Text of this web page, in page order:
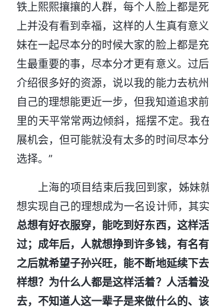
铁上熙熙攘攘的人群，每个人脸上都是
上并没有看到幸福，这样的人生真有意
妹在一起尽本分的时候大家的脸上都是
生最重要的事，尽本分才更有意义。过
介绍很多好的资源，说以我的能力去杭
自己的理想能更近一步，但我知道追求
里的天平常常两边倾斜，摇摆不定。我
展机会，但可能就没有太多的时间尽本
选择。”
上海的项目结束后我回到家，姊妹
想实现自己的理想成为一名设计师，其
总想有好衣服穿，能吃到好东西，这样
过；成年后，人就想挣到许多钱，有名
之后就希望子孙兴旺，能不断地延续下
样想？为什么人都是这样活着？人活着
去，不知道人这一辈子是来做什么的、